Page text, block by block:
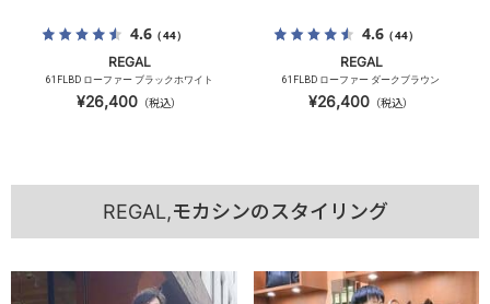
4.6（44）
REGAL
61FLBD ローファー ブラックホワイト
¥26,400 （税込）
4.6（44）
REGAL
61FLBD ローファー ダークブラウン
¥26,400 （税込）
REGAL,モカシンのスタイリング